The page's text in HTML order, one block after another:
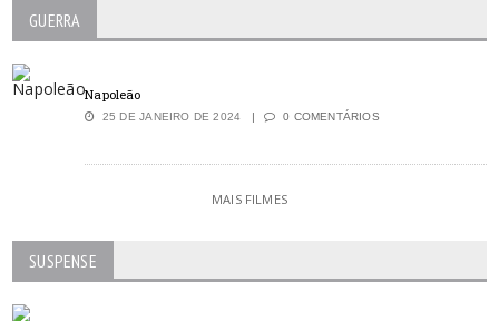
GUERRA
Napoleão
25 DE JANEIRO DE 2024 0 COMENTÁRIOS
MAIS FILMES
SUSPENSE